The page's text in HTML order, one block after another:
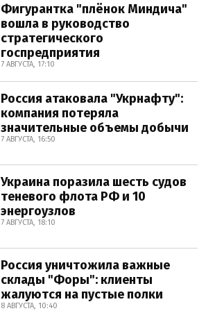
Фигурантка "плёнок Миндича"
вошла в руководство
стратегического
госпредприятия
7 АВГУСТА, 17:10
Россия атаковала "Укрнафту":
компания потеряла
значительные объемы добычи
7 АВГУСТА, 16:50
Украина поразила шесть судов
теневого флота РФ и 10
энергоузлов
7 АВГУСТА, 18:10
Россия уничтожила важные
склады "Форы": клиенты
жалуются на пустые полки
8 АВГУСТА, 10:40